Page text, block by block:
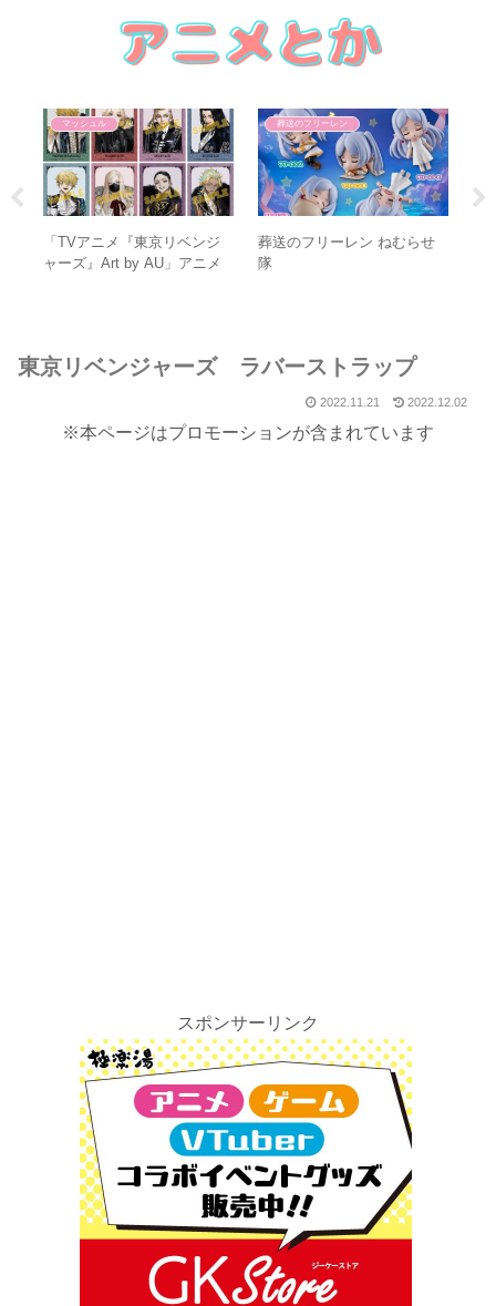
マッシュル
「TVアニメ『東京リベンジ
ャーズ』Art by AU」アニメ
葬送のフリーレン
葬送のフリーレン ねむらせ
隊
東京リベンジャーズ ラバーストラップ
2022.11.21 2022.12.02
※本ページはプロモーションが含まれています
スポンサーリンク